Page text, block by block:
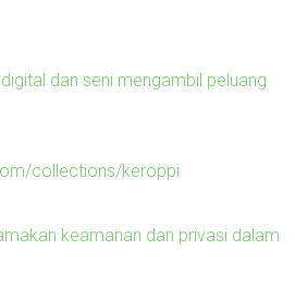
dan seni mengambil peluang
collections/keroppi
keamanan dan privasi dalam